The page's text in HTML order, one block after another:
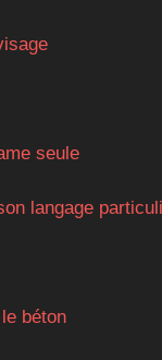
seule
langage
béton